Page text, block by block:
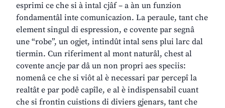
esprimi ce che si à intal cjâf – a àn un funzion
fondamentâl inte comunicazion. La peraule, tant che
element singul di espression, e covente par segnâ
une “robe”, un ogjet, intindût intal sens plui larc dal
tiermin. Cun riferiment al mont naturâl, chest al
covente ancje par dâ un non propri aes speciis:
nomenâ ce che si viôt al è necessari par percepî la
realtât e par podê capîle, e al è indispensabil cuant
che si frontin cuistions di diviers gjenars, tant che